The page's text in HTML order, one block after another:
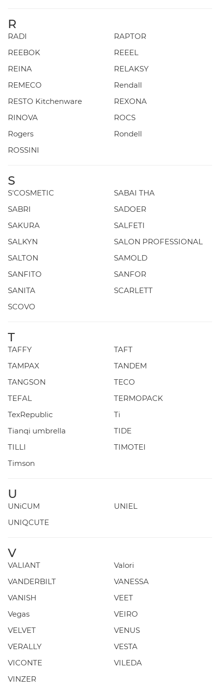
R
RADI
RAPTOR
REEBOK
REEEL
REINA
RELAKSY
REMECO
Rendall
RESTO Kitchenware
REXONA
RINOVA
ROCS
Rogers
Rondell
ROSSINI
S
S'COSMETIC
SABAI THA
SABRI
SADOER
SAKURA
SALFETI
SALKYN
SALON PROFESSIONAL
SALTON
SAMOLD
SANFITO
SANFOR
SANITA
SCARLETT
SCOVO
T
TAFFY
TAFT
TAMPAX
TANDEM
TANGSON
TECO
TEFAL
TERMOPACK
TexRepublic
Ti
Tianqi umbrella
TIDE
TILLI
TIMOTEI
Timson
U
UNiCUM
UNIEL
UNIQCUTE
V
VALIANT
Valori
VANDERBILT
VANESSA
VANISH
VEET
Vegas
VEIRO
VELVET
VENUS
VERALLY
VESTA
VICONTE
VILEDA
VINZER